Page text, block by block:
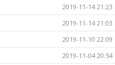
2019-11-14 21:23
2019-11-14 21:03
2019-11-10 22:09
2019-11-04 20:54